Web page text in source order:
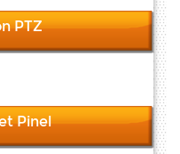
PTZ
Pinel